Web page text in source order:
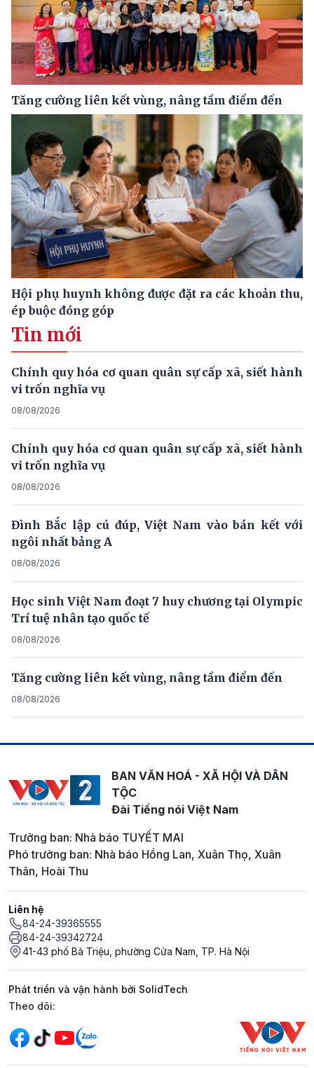
Tăng cường liên kết vùng, nâng tầm điểm đến
Hội phụ huynh không được đặt ra các khoản thu,
ép buộc đóng góp
Tin mới
Chính quy hóa cơ quan quân sự cấp xã, siết hành
vi trốn nghĩa vụ
08/08/2026
Chính quy hóa cơ quan quân sự cấp xã, siết hành
vi trốn nghĩa vụ
08/08/2026
Đình Bắc lập cú đúp, Việt Nam vào bán kết với
ngôi nhất bảng A
08/08/2026
Học sinh Việt Nam đoạt 7 huy chương tại Olympic
Trí tuệ nhân tạo quốc tế
08/08/2026
Tăng cường liên kết vùng, nâng tầm điểm đến
08/08/2026
BAN VĂN HOÁ - XÃ HỘI VÀ DÂN
TỘC
Đài Tiếng nói Việt Nam
Trưởng ban: Nhà báo TUYẾT MAI
Phó trưởng ban: Nhà báo Hồng Lan, Xuân Thọ, Xuân
Thân, Hoài Thu
Liên hệ
84-24-39365555
84-24-39342724
41-43 phố Bà Triệu, phường Cửa Nam, TP. Hà Nội
Phát triển và vận hành bởi SolidTech
Mạng xã hội
Theo dõi: